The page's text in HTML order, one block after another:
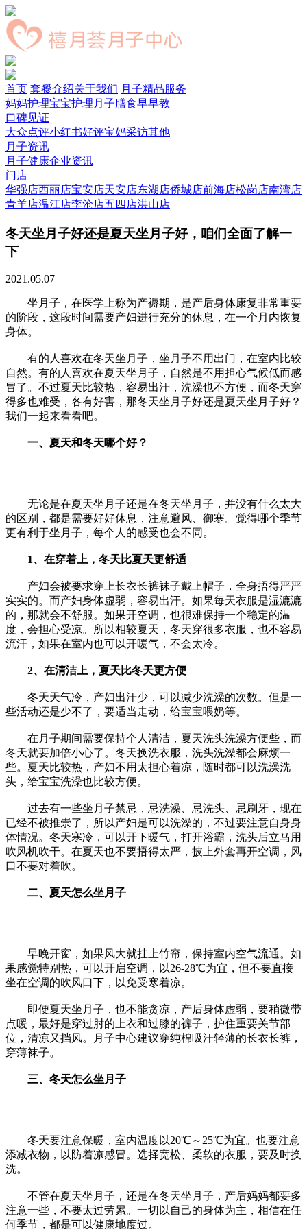
首页 套餐介绍关于我们 月子精品服务
妈妈护理宝宝护理 月子膳食早早教
口碑见证
大众点评小红书好评宝妈采访其他
月子资讯
月子健康企业资讯
门店
华强店西丽店宝安店天安店东湖店侨城店前海店松岗店南湾店
青羊店温江店李沧店五四店洪山店
冬天坐月子好还是夏天坐月子好，咱们全面了解一
下
2021.05.07
坐月子，在医学上称为产褥期，是产后身体康复非常重要
的阶段，这段时间需要产妇进行充分的休息，在一个月内恢复
身体。
有的人喜欢在冬天坐月子，坐月子不用出门，在室内比较
自然。有的人喜欢在夏天坐月子，自然是不用担心气候低而感
冒了。不过夏天比较热，容易出汗，洗澡也不方便，而冬天穿
得多也难受，各有好害，那冬天坐月子好还是夏天坐月子好？
我们一起来看看吧。
一、夏天和冬天哪个好？
无论是在夏天坐月子还是在冬天坐月子，并没有什么太大
的区别，都是需要好好休息，注意避风、御寒。觉得哪个季节
更有利于坐月子，每个人的感受也会不同。
1、在穿着上，冬天比夏天更舒适
产妇会被要求穿上长衣长裤袜子戴上帽子，全身捂得严严
实实的。而产妇身体虚弱，容易出汗。如果每天衣服是湿漉漉
的，那就会不舒服。如果开空调，也很难保持一个稳定的温
度，会担心受凉。所以相较夏天，冬天穿很多衣服，也不容易
流汗，如果在室内也可以开暖气，不会太冷。
2、在清洁上，夏天比冬天更方便
冬天天气冷，产妇出汗少，可以减少洗澡的次数。但是一
些活动还是少不了，要适当走动，给宝宝喂奶等。
在月子期间需要保持个人清洁，夏天洗头洗澡方便些，而
冬天就要加倍小心了。冬天换洗衣服，洗头洗澡都会麻烦一
些。夏天比较热，产妇不用太担心着凉，随时都可以洗澡洗
头，给宝宝洗澡也比较方便。
过去有一些坐月子禁忌，忌洗澡、忌洗头、忌刷牙，现在
已经不被推崇了，所以产妇是可以洗澡的，不过要注意自身身
体情况。冬天寒冷，可以开下暖气，打开浴霸，洗头后立马用
吹风机吹干。在夏天也不要捂得太严，披上外套再开空调，风
口不要对着吹。
二、夏天怎么坐月子
早晚开窗，如果风大就挂上竹帘，保持室内空气流通。如
果感觉特别热，可以开启空调，以26-28℃为宜，但不要直接
坐在空调的吹风口下，以免受寒着凉。
即便夏天坐月子，也不能贪凉，产后身体虚弱，要稍微带
点暖，最好是穿过肘的上衣和过膝的裤子，护住重要关节部
位，清凉又挡风。月子中心建议穿纯棉吸汗轻薄的长衣长裤，
穿薄袜子。
三、冬天怎么坐月子
冬天要注意保暖，室内温度以20℃～25℃为宜。也要注意
添减衣物，以防着凉感冒。选择宽松、柔软的衣服，要及时换
洗。
不管在夏天坐月子，还是在冬天坐月子，产后妈妈都要多
注意一些，不要太过劳累。一切以自己的身体为主，相信在任
何季节，都是可以健康地度过。